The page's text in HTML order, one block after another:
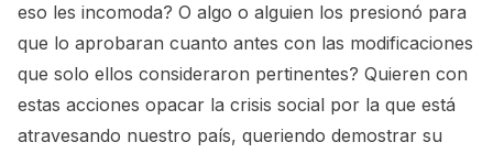
eso les incomoda? O algo o alguien los presionó para
que lo aprobaran cuanto antes con las modificaciones
que solo ellos consideraron pertinentes? Quieren con
estas acciones opacar la crisis social por la que está
atravesando nuestro país, queriendo demostrar su